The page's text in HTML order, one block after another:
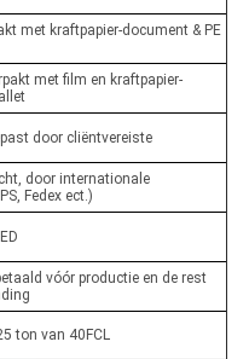
met kraftpapier-document & PE
met film en kraftpapier-
door cliëntvereiste
door internationale
Fedex ect.)
vóór productie en de rest
ton van 40FCL